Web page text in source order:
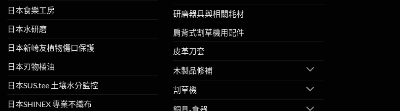
日本食樂工房
日本水研磨
日本新崎友植物傷口保護
日本刃物椿油
日本SUS.tee 土壤水分監控
日本SHINEX 專業不織布
研磨器具與相關耗材
肩背式割草機用配件
皮革刀套
木製品修補
割草機